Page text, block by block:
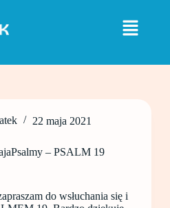
22 maja 2021
– PSALM 19
do wsłuchania się i